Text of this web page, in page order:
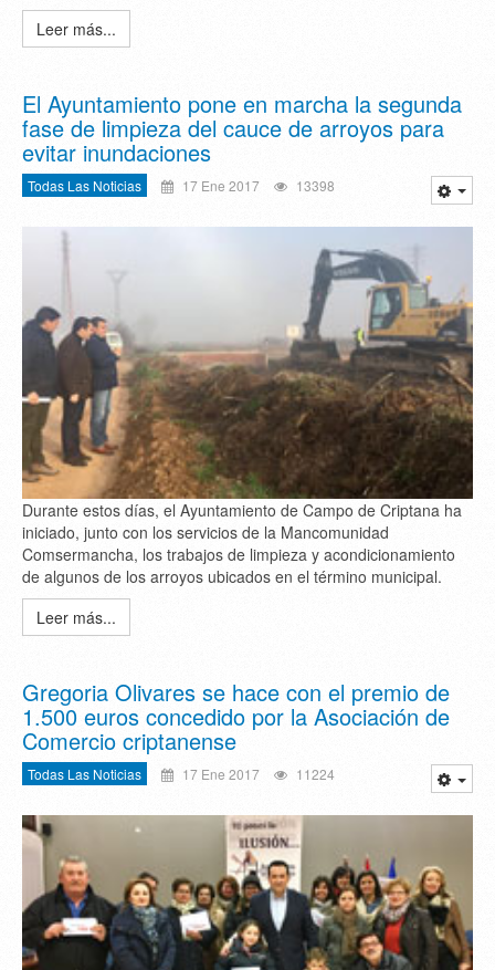
Leer más...
El Ayuntamiento pone en marcha la segunda
fase de limpieza del cauce de arroyos para
evitar inundaciones
Todas Las Noticias 17 Ene 2017 13398
Durante estos días, el Ayuntamiento de Campo de Criptana ha
iniciado, junto con los servicios de la Mancomunidad
Comsermancha, los trabajos de limpieza y acondicionamiento
de algunos de los arroyos ubicados en el término municipal.
Leer más...
Gregoria Olivares se hace con el premio de
1.500 euros concedido por la Asociación de
Comercio criptanense
Todas Las Noticias 17 Ene 2017 11224